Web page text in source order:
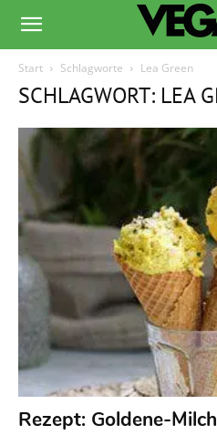
Start Schlagworte Lea Green
SCHLAGWORT: LEA
Rezept: Goldene-